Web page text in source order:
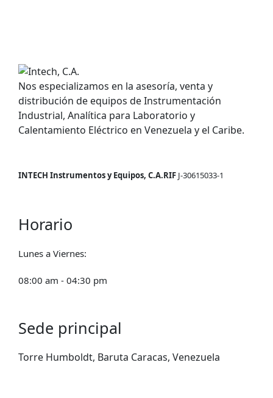
Nos especializamos en la asesoría, venta y
distribución de equipos de Instrumentación
Industrial, Analítica para Laboratorio y
Calentamiento Eléctrico en Venezuela y el Caribe.
INTECH Instrumentos y Equipos, C.A.RIF J-30615033-1
Horario
Lunes a Viernes:
08:00 am - 04:30 pm
Sede principal
Torre Humboldt, Baruta Caracas, Venezuela